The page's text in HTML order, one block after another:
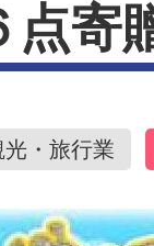
点寄
・旅行業